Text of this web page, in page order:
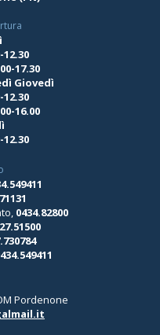
12.30
17.30
Giovedì
12.30
16.00
12.30
0434.82800
Pordenone